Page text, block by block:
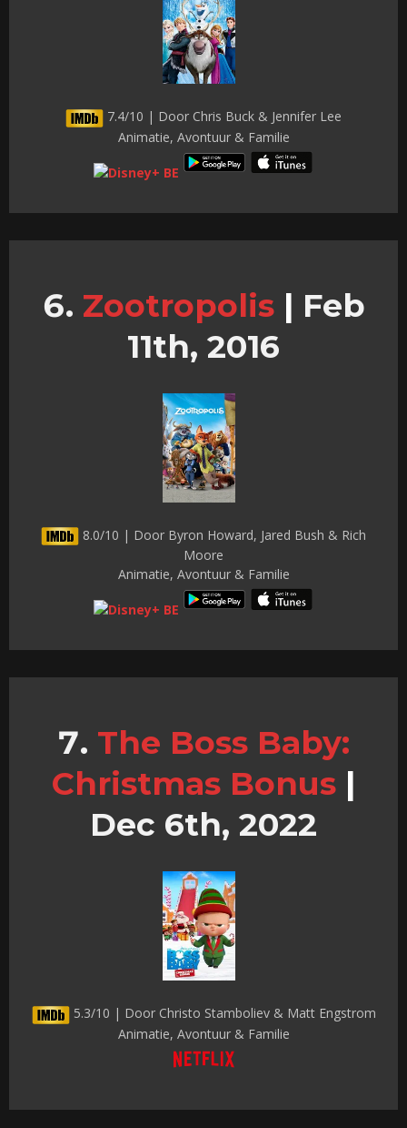
7.4/10 | Door Chris Buck & Jennifer Lee
Animatie, Avontuur & Familie
Zootropolis | Feb
11th, 2016
8.0/10 | Door Byron Howard, Jared Bush & Rich
Moore
Animatie, Avontuur & Familie
The Boss Baby:
Christmas Bonus |
Dec 6th, 2022
5.3/10 | Door Christo Stamboliev & Matt Engstrom
Animatie, Avontuur & Familie